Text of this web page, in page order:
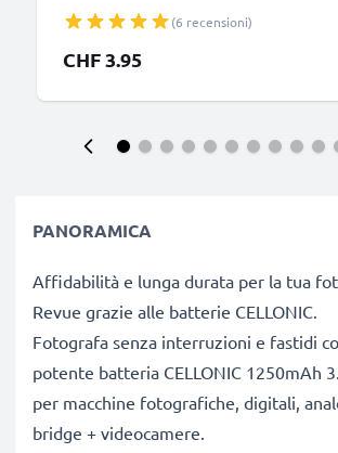
fotocamera Canon, Panasonic Lumix,
connettore tipo C
(6 recensioni)
CHF 3.95
PANORAMICA
Affidabilità e lunga durata per la tua
Revue grazie alle batterie CELLONIC.
Fotografa senza interruzioni e fastidi
potente batteria CELLONIC 1250mAh
per macchine fotografiche, digitali,
bridge + videocamere.